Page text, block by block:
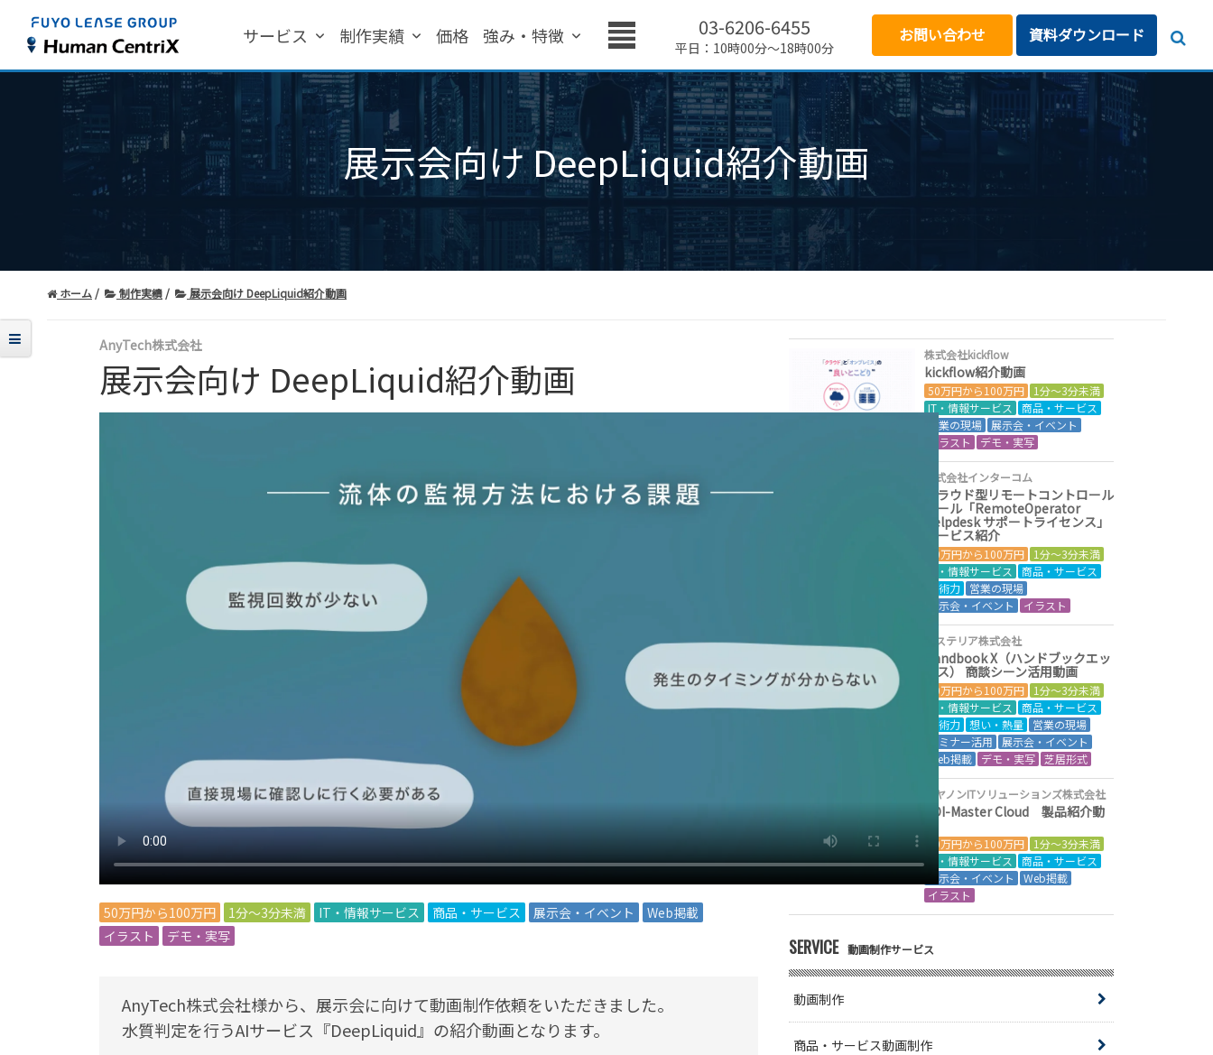
サービス 制作実績 価格 強み・特徴 03-6206-6455
平日：10時00分～18時00分
お問い合わせ 資料ダウンロード
展示会向け DeepLiquid紹介動画
ホーム 制作実績 展示会向け DeepLiquid紹介動画
AnyTech株式会社
展示会向け DeepLiquid紹介動画
50万円から100万円 1分～3分未満 IT・情報サービス 商品・サービス 展示会・イベント
Web掲載
イラスト
デモ・実写
AnyTech株式会社様から、展示会に向けて動画制作依頼をいただきました。
水質判定を行うAIサービス『DeepLiquid』の紹介動画となります。
株式会社kickflow
kickflow紹介動画
50万円から100万円
1分～3分未満
IT・情報サービス
商品・サービス
営業の現場
展示会・イベント
イラスト
デモ・実写
株式会社インターコム
クラウド型リモートコントロール
ツール「RemoteOperator
Helpdesk サポートライセンス」
サービス紹介
50万円から100万円
1分～3分未満
IT・情報サービス
商品・サービス
技術力
営業の現場
展示会・イベント
イラスト
アステリア株式会社
Handbook X（ハンドブックエッ
クス） 商談シーン活用動画
50万円から100万円
1分～3分未満
IT・情報サービス
商品・サービス
技術力 想い・熱量
営業の現場
セミナー活用
展示会・イベント
Web掲載
デモ・実写 芝居形式
キヤノンITソリューションズ株式会社
EDI-Master Cloud 製品紹介動
50万円から100万円
1分～3分未満
IT・情報サービス
商品・サービス
展示会・イベント
Web掲載
イラスト
SERVICE 動画制作サービス
動画制作
商品・サービス動画制作